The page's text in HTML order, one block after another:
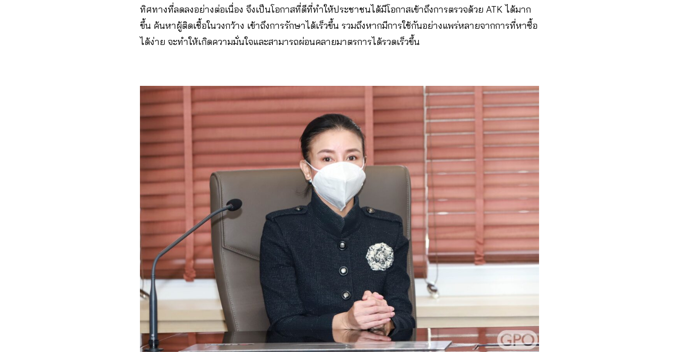
ทิศทางที่ลดลงอย่างต่อเนื่อง จึงเป็นโอกาสที่ดีที่ทำให้ประชาชนได้มีโอกาสเข้าถึงการตรวจด้วย ATK ได้มาก
ขึ้น ค้นหาผู้ติดเชื้อในวงกว้าง เข้าถึงการรักษาได้เร็วขึ้น รวมถึงหากมีการใช้กันอย่างแพร่หลายจากการที่หาซื้อ
ได้ง่าย จะทำให้เกิดความมั่นใจและสามารถผ่อนคลายมาตรการได้รวดเร็วขึ้น